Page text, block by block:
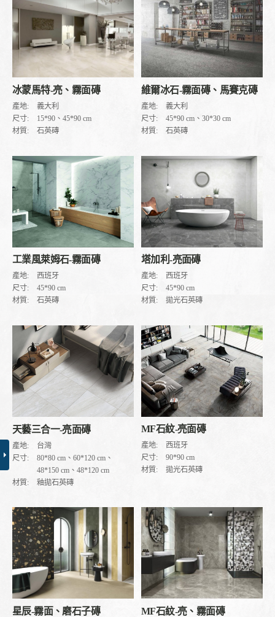
冰蒙馬特-亮、霧面磚
產地:
義大利
尺寸:
15*90、45*90 cm
材質:
石英磚
維爾冰石-霧面磚、馬賽克磚
產地:
義大利
尺寸:
45*90 cm、30*30 cm
材質:
石英磚
工業風萊姆石-霧面磚
產地:
西班牙
尺寸:
45*90 cm
材質:
石英磚
塔加利-亮面磚
產地:
西班牙
尺寸:
45*90 cm
材質:
拋光石英磚
天藝三合一-亮面磚
產地:
台灣
尺寸:
80*80 cm、60*120 cm、
48*150 cm、48*120 cm
材質:
釉拋石英磚
MF石紋-亮面磚
產地:
西班牙
尺寸:
90*90 cm
材質:
拋光石英磚
星辰-霧面、磨石子磚 MF石紋-亮、霧面磚